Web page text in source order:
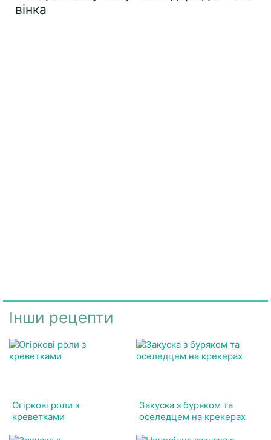
Інши рецепти
Огіркові роли з
креветками
Закуска з буряком та
оселедцем на крекерах